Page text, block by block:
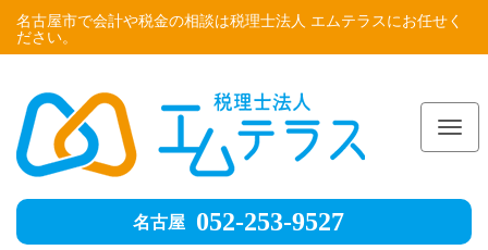
名古屋市で会計や税金の相談は税理士法人 エムテラスにお任せく
ださい。
名古屋 052-253-9527